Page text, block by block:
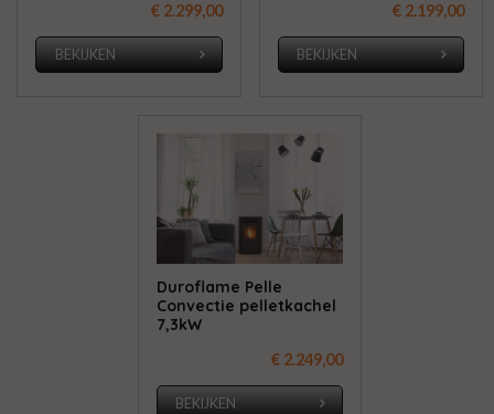
€ 2.299,00
BEKIJKEN
€ 2.199,00
BEKIJKEN
Duroflame Pelle
Convectie pelletkachel
7,3kW
€ 2.249,00
BEKIJKEN